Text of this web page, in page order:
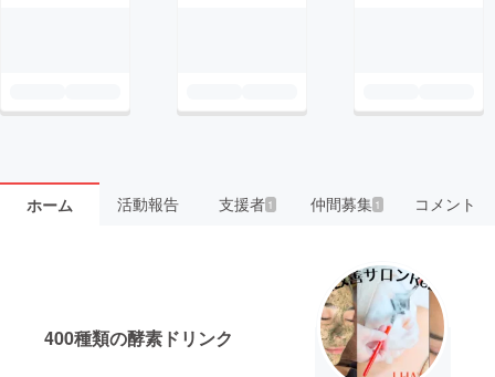
ホーム 活動報告 支援者 1 仲間募集 1 コメント
400種類の酵素ドリンク